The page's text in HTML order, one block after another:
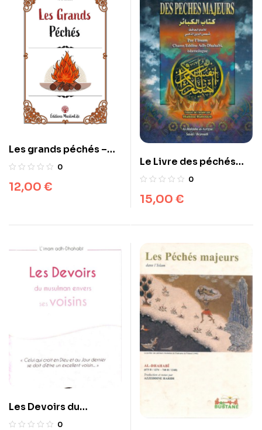
Les grands péchés –
al-Dhahabi –
0
12,00 €
Le Livre des péchés
majeurs
0
15,00 €
Les Devoirs du
musulman envers ses
0